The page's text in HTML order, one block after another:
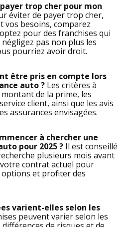
trop cher pour mon
éviter de payer trop cher,
vos besoins, comparez
pour des franchises qui
pas non plus les
pourriez avoir droit.
être pris en compte lors
auto ? Les critères à
de la prime, les
client, ainsi que les avis
assurances envisagées.
à chercher une
pour 2025 ? Il est conseillé
plusieurs mois avant
votre contrat actuel pour
et profiter des
varient-elles selon les
peuvent varier selon les